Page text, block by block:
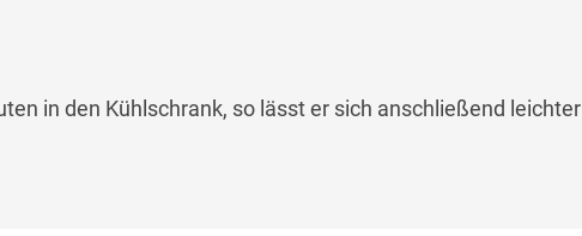
in den Kühlschrank, so lässt er sich anschließend leichter